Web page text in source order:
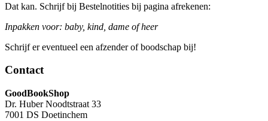
Dat kan. Schrijf bij Bestelnotities bij pagina afrekenen:
Inpakken voor: baby, kind, dame of heer
Schrijf er eventueel een afzender of boodschap bij!
Contact
GoodBookShop
Dr. Huber Noodtstraat 33
7001 DS Doetinchem